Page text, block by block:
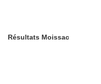
Résultats Moissac